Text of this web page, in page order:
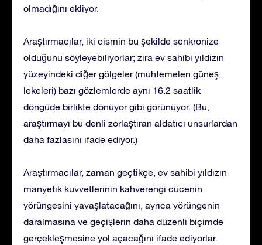
olmadığını ekliyor.
Araştırmacılar, iki cismin bu şekilde senkronize
olduğunu söyleyebiliyorlar; zira ev sahibi yıldızın
yüzeyindeki diğer gölgeler (muhtemelen güneş
lekeleri) bazı gözlemlerde aynı 16.2 saatlik
döngüde birlikte dönüyor gibi görünüyor. (Bu,
araştırmayı bu denli zorlaştıran aldatıcı unsurlardan
daha fazlasını ifade ediyor.)
Araştırmacılar, zaman geçtikçe, ev sahibi yıldızın
manyetik kuvvetlerinin kahverengi cücenin
yörüngesini yavaşlatacağını, ayrıca yörüngenin
daralmasına ve geçişlerin daha düzenli biçimde
gerçekleşmesine yol açacağını ifade ediyorlar.